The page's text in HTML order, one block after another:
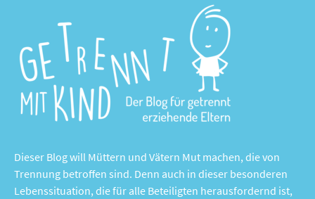
Dieser Blog will Müttern und Vätern Mut machen, die von
Trennung betroffen sind. Denn auch in dieser besonderen
Lebenssituation, die für alle Beteiligten herausfordernd ist,